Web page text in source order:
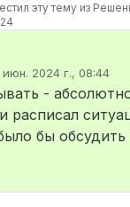
эту тему из
июн. 2024 г., 08:44
-
расписал
бы обсудить